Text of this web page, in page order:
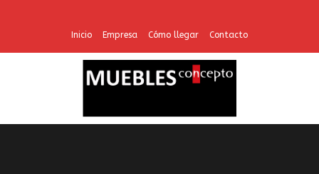
Inicio Empresa Cómo llegar Contacto